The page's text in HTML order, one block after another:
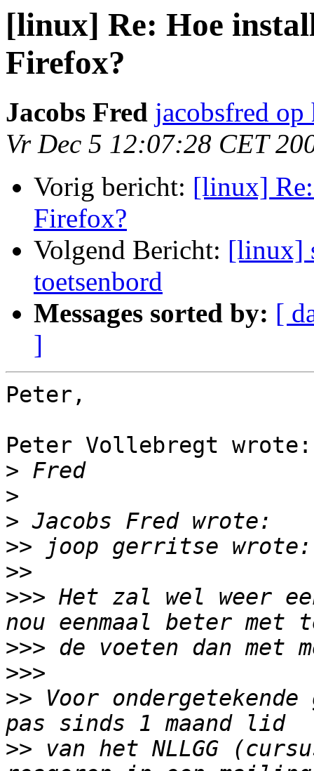
[linux] Re: Hoe
Firefox?
Jacobs Fred jacobsfred op
Vr Dec 5 12:07:28 CET
Vorig bericht: [linux]
Firefox?
Volgend Bericht: [linux]
toetsenbord
Messages sorted by: [
]
Peter,
Peter Vollebregt wrote:
>
>
>
>>
>>
>>> Het zal wel weer
>>>
>>>
>> Voor
>> van het NLLGG